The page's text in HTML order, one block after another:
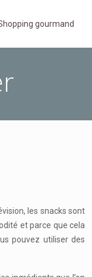
gourmand
les snacks sont
et parce que cela
pouvez utiliser des